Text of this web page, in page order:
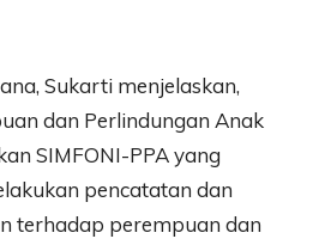
Sukarti menjelaskan,
dan Perlindungan Anak
SIMFONI-PPA yang
pencatatan dan
terhadap perempuan dan